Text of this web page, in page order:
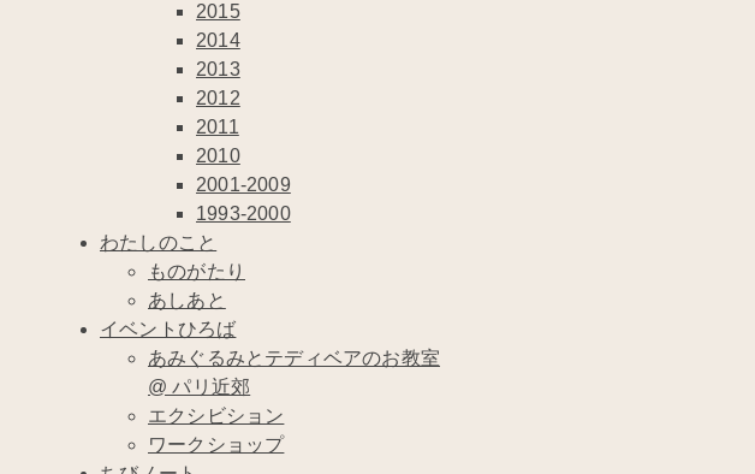
2015
2014
2013
2012
2011
2010
2001-2009
1993-2000
わたしのこと
ものがたり
あしあと
イベントひろば
あみぐるみとテディベアのお教室
@ パリ近郊
エクシビション
ワークショップ